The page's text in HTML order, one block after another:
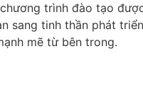
trình đào tạo
sang tinh thần phát
mẽ từ bên trong.